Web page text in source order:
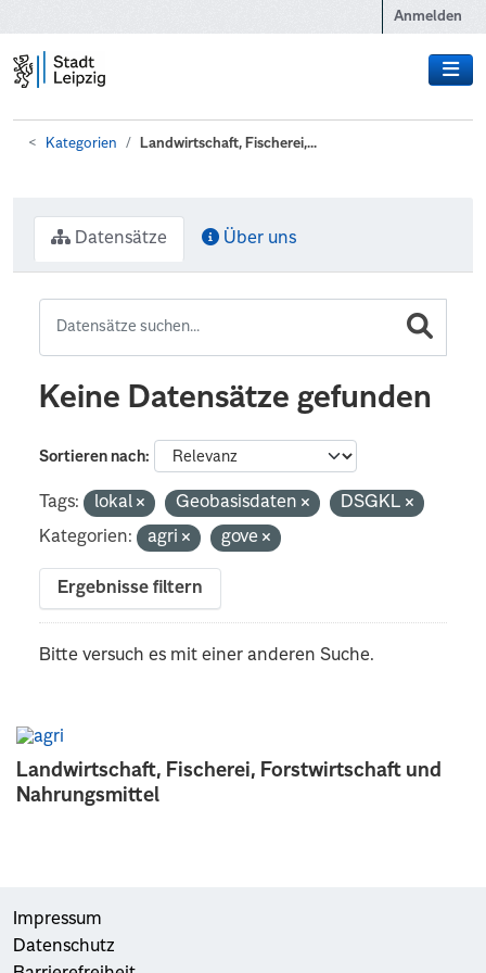
Anmelden
Kategorien Landwirtschaft, Fischerei,...
Landwirtschaft, Fischerei, Forstwirtschaft und
Nahrungsmittel
Datensätze Über uns
Keine Datensätze gefunden
Sortieren nach
Tags: lokal Geobasisdaten
DSGKL
Kategorien:
agri gove
Ergebnisse filtern
Bitte versuch es mit einer anderen Suche.
Impressum
Datenschutz